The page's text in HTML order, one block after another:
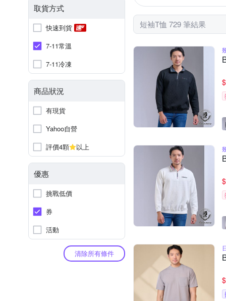
取貨方式
快速到貨
7-11常溫
7-11冷凍
商品狀況
有現貨
Yahoo自營
評價4顆
以上
優惠
挑戰低價
券
活動
清除所有條件
短袖T恤 729 筆結果
$
$
$